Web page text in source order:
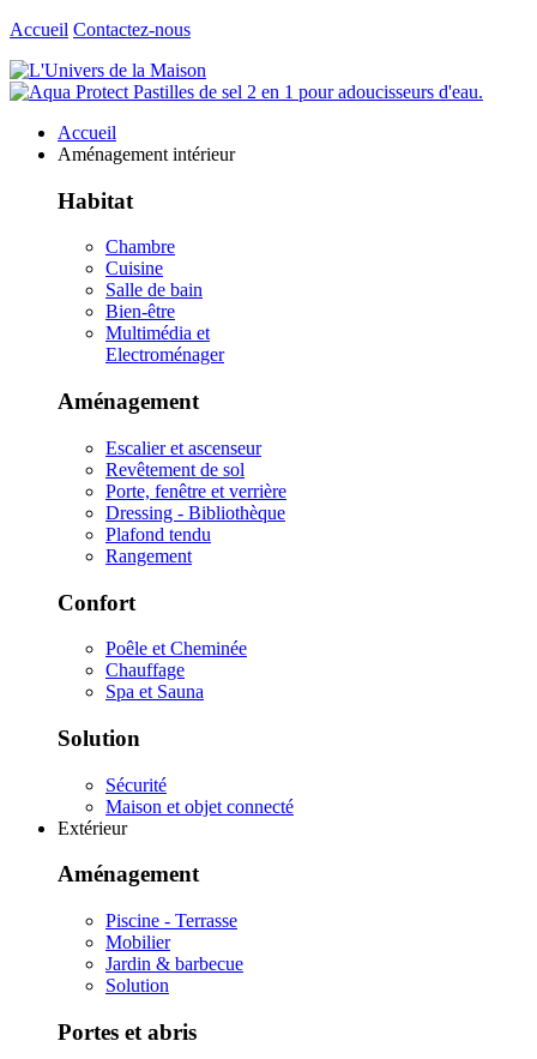
Accueil Contactez-nous
Accueil
Aménagement intérieur
Habitat
Chambre
Cuisine
Salle de bain
Bien-être
Multimédia et
Electroménager
Aménagement
Escalier et ascenseur
Revêtement de sol
Porte, fenêtre et verrière
Dressing - Bibliothèque
Plafond tendu
Rangement
Confort
Poêle et Cheminée
Chauffage
Spa et Sauna
Solution
Sécurité
Maison et objet connecté
Extérieur
Aménagement
Piscine - Terrasse
Mobilier
Jardin & barbecue
Solution
Portes et abris